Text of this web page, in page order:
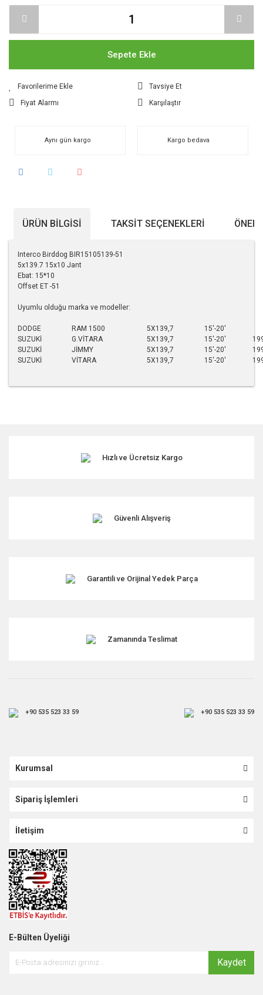
Sepete Ekle
Tavsiye Et
Fiyat Alarmı
Karşılaştır
Aynı gün kargo Kargo bedava
ÜRÜN BILGISI TAKSIT SEÇENEKLERI
Interco Birddog BIR15105139-51
5x139.7 15x10 Jant
Ebat: 15*10
Offset ET -51
Uyumlu olduğu marka ve modeller:
DODGE RAM 1500 5X139,7
15'-20'
SUZUKİ
G.VİTARA 5X139,7 15'-20'
SUZUKİ
JİMMY 5X139,7 15'-20'
SUZUKİ
VİTARA 5X139,7 15'-20'
Ürün resmi kalitesiz, bozuk veya görüntülenemiyor.
Ürün fiyatı diğer sitelerden daha pahalı.
Hızlı ve Ücretsiz Kargo
Güvenli Alışveriş
Garantili ve Orijinal Yedek Parça
Zamanında Teslimat
+90 535 523 33 59 +90 535 523 33 59
Kurumsal
Sipariş İşlemleri
İletişim
E-Bülten Üyeliği
Kaydet